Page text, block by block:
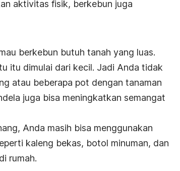
aktivitas fisik, berkebun juga
berkebun butuh tanah yang luas.
itu dimulai dari kecil. Jadi Anda tidak
atau beberapa pot dengan tanaman
juga bisa meningkatkan semangat
Anda masih bisa menggunakan
kaleng bekas, botol minuman, dan
rumah.